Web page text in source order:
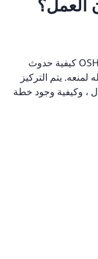
العمل؟
تناقش الدورة التدريبية من حل التدريب OSHA كيفية حدوث
يتم التركيز
، وكيفية وجود خطة